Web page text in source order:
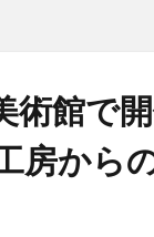
術館で
からの